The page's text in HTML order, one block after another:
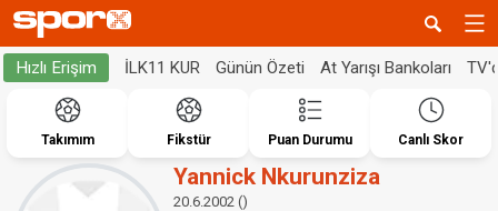
Hızlı Erişim İLK11 KUR Günün Özeti At Yarışı Bankoları
Takımım Fikstür Puan Durumu Canlı Skor
Yannick Nkurunziza
20.6.2002 ()